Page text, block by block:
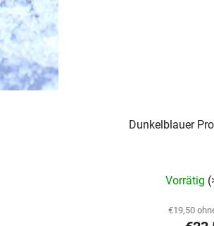
Dunkelblauer
Vorrätig
€19,50